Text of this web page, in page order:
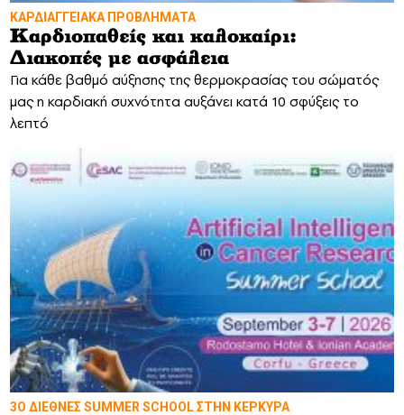
ΚΑΡΔΙΑΓΓΕΙΑΚΑ ΠΡΟΒΛΗΜΑΤΑ
Καρδιοπαθείς και καλοκαίρι:
Διακοπές με ασφάλεια
Για κάθε βαθμό αύξησης της θερμοκρασίας του σώματός
μας η καρδιακή συχνότητα αυξάνει κατά 10 σφύξεις το
λεπτό
3Ο ΔΙΕΘΝΕΣ SUMMER SCHOOL ΣΤΗΝ ΚΕΡΚΥΡΑ